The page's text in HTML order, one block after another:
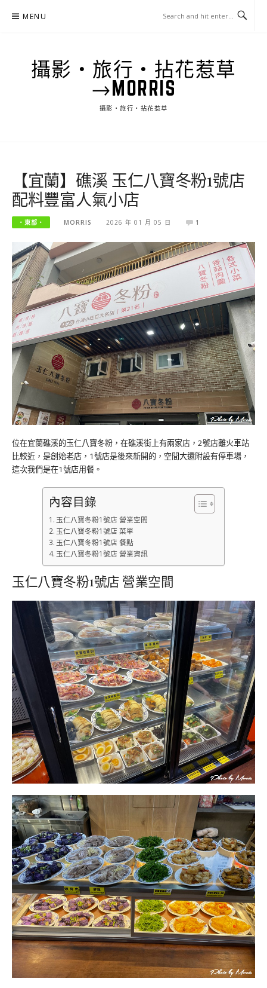
MENU
攝影‧旅行‧拈花惹草
→MORRIS
攝影‧旅行‧拈花惹草
【宜蘭】礁溪 玉仁八寶冬粉1號店
配料豐富人氣小店
‧東部‧ MORRIS 2026 年 01 月 05 日 1
位在宜蘭礁溪的玉仁八寶冬粉，在礁溪街上有兩家店，2號店離火車站
比較近，是創始老店，1號店是後來新開的，空間大還附設有停車場，
這次我們是在1號店用餐。
內容目錄
玉仁八寶冬粉1號店 營業空間
玉仁八寶冬粉1號店 菜單
玉仁八寶冬粉1號店 餐點
玉仁八寶冬粉1號店 營業資訊
玉仁八寶冬粉1號店 營業空間